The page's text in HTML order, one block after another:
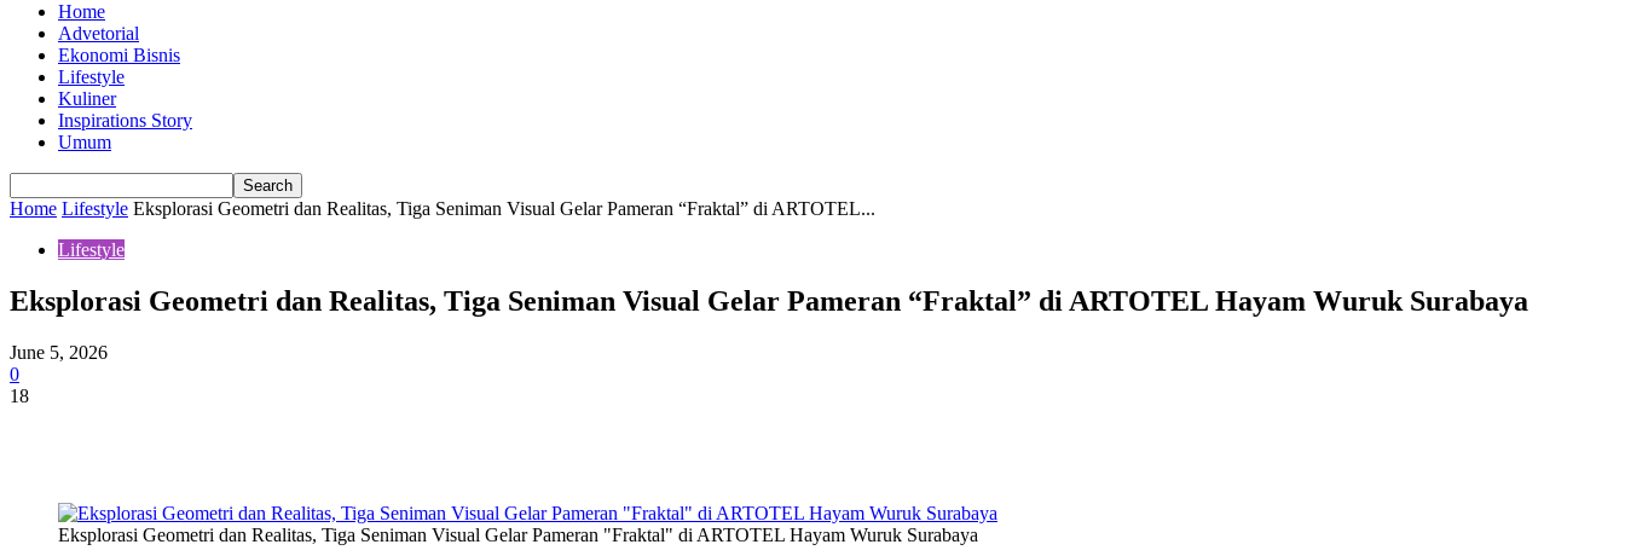
Home
Advetorial
Ekonomi Bisnis
Lifestyle
Kuliner
Inspirations Story
Umum
Home Lifestyle Eksplorasi Geometri dan Realitas, Tiga Seniman Visual Gelar Pameran “Fraktal” di ARTOTEL...
Lifestyle
Eksplorasi Geometri dan Realitas, Tiga Seniman Visual Gelar Pameran “Fraktal” di ARTOTEL Hayam Wuruk Surabaya
June 5, 2026
0
18
Eksplorasi Geometri dan Realitas, Tiga Seniman Visual Gelar Pameran "Fraktal" di ARTOTEL Hayam Wuruk Surabaya